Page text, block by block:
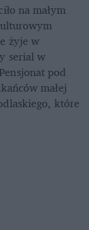
na małym
żyje w
serial w
pod
małej
które